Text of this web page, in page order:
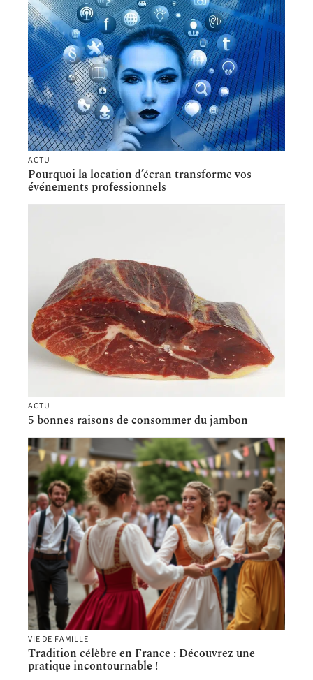
ACTU
Pourquoi la location d’écran transforme vos
événements professionnels
ACTU
5 bonnes raisons de consommer du jambon
VIE DE FAMILLE
Tradition célèbre en France : Découvrez une
pratique incontournable !